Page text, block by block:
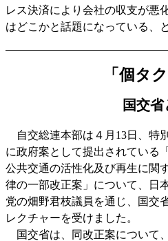
レス決済により会社の収支が悪
はどこかと話題になっている、
「個タ
国交
自交総連本部は４月13日、特
に政府案として提出されている
公共交通の活性化及び再生に関
律の一部改正案」について、日
党の畑野君枝議員を通じ、国交
レクチャーを受けました。
国交省は、同改正案について